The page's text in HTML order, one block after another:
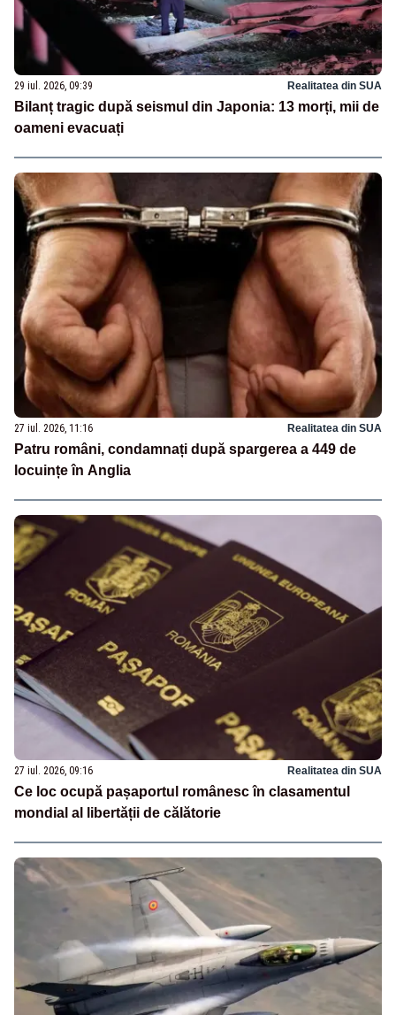
29 iul. 2026, 09:39 Realitatea din SUA
Bilanț tragic după seismul din Japonia: 13 morți, mii de
oameni evacuați
27 iul. 2026, 11:16 Realitatea din SUA
Patru români, condamnați după spargerea a 449 de
locuințe în Anglia
27 iul. 2026, 09:16 Realitatea din SUA
Ce loc ocupă pașaportul românesc în clasamentul
mondial al libertății de călătorie